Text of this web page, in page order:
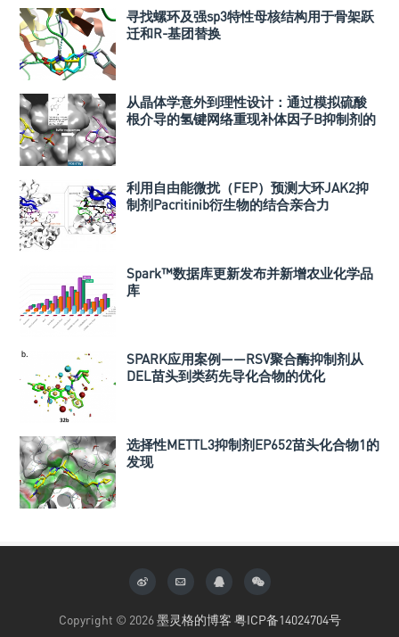
寻找螺环及强sp3特性母核结构用于骨架跃
迁和R-基团替换
从晶体学意外到理性设计：通过模拟硫酸
根介导的氢键网络重现补体因子B抑制剂的
利用自由能微扰（FEP）预测大环JAK2抑
制剂Pacritinib衍生物的结合亲合力
Spark™数据库更新发布并新增农业化学品
库
SPARK应用案例——RSV聚合酶抑制剂从
DEL苗头到类药先导化合物的优化
选择性METTL3抑制剂EP652苗头化合物1的
发现
Copyright © 2026墨灵格的博客 粤ICP备14024704号